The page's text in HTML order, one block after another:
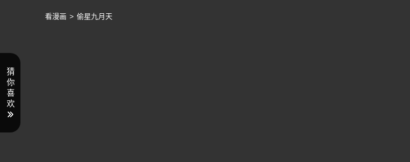
看漫画 > 偷星九月天
猜
你
喜
欢